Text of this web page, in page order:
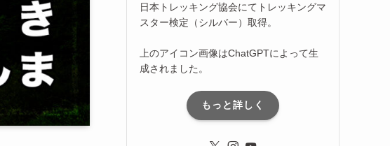
日本トレッキング協会にてトレッキングマ
スター検定（シルバー）取得。
上のアイコン画像はChatGPTによって生
成されました。
もっと詳しく